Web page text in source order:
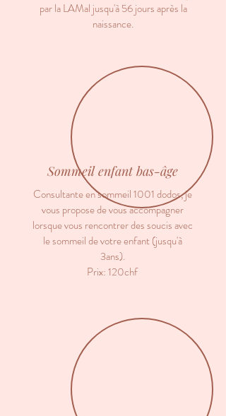
par la LAMal jusqu'à 56 jours après la
naissance.
Sommeil enfant bas-âge
Consultante en sommeil 1001 dodos, je
vous propose de vous accompagner
lorsque vous rencontrer des soucis avec
le sommeil de votre enfant (jusqu'à
3ans).
Prix: 120chf